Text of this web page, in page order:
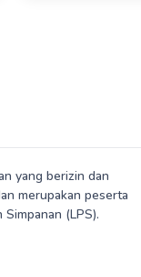
yang berizin dan
merupakan peserta
(LPS).